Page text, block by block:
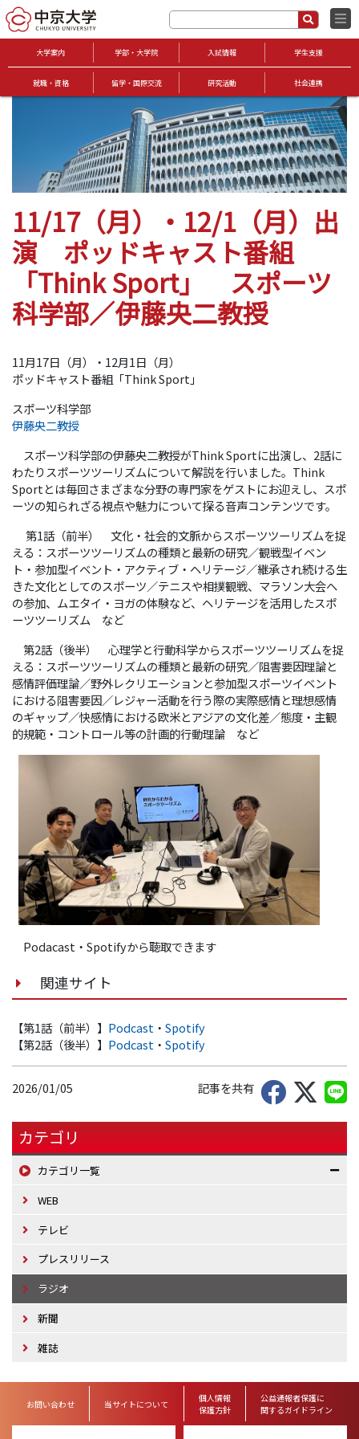
大学案内 学部・大学院 入試情報 学生支援
就職・資格 留学・国際交流 研究活動 社会連携
11/17（月）・12/1（月）出
演 ポッドキャスト番組
「Think Sport」 スポーツ
科学部／伊藤央二教授
11月17日（月）・12月1日（月）
ポッドキャスト番組「Think Sport」
スポーツ科学部
伊藤央二教授
スポーツ科学部の伊藤央二教授がThink Sportに出演し、2話に
わたりスポーツツーリズムについて解説を行いました。Think
Sportとは毎回さまざまな分野の専門家をゲストにお迎えし、スポ
ーツの知られざる視点や魅力について探る音声コンテンツです。
第1話（前半） 文化・社会的文脈からスポーツツーリズムを捉
える：スポーツツーリズムの種類と最新の研究／観戦型イベン
ト・参加型イベント・アクティブ・ヘリテージ／継承され続ける生
きた文化としてのスポーツ／テニスや相撲観戦、マラソン大会へ
の参加、ムエタイ・ヨガの体験など、ヘリテージを活用したスポ
ーツツーリズム など
第2話（後半） 心理学と行動科学からスポーツツーリズムを捉
える：スポーツツーリズムの種類と最新の研究／阻害要因理論と
感情評価理論／野外レクリエーションと参加型スポーツイベント
における阻害要因／レジャー活動を行う際の実際感情と理想感情
のギャップ／快感情における欧米とアジアの文化差／態度・主観
的規範・コントロール等の計画的行動理論 など
Podacast・Spotifyから聴取できます
関連サイト
【第1話（前半）】 Podcast ・ Spotify
【第2話（後半）】 Podcast ・ Spotify
2026/01/05 記事を共有
カテゴリ
カテゴリ一覧
WEB
テレビ
プレスリリース
ラジオ
新聞
雑誌
お問い合わせ 当サイトについて
個人情報
保護方針
公益通報者保護に
関するガイドライン